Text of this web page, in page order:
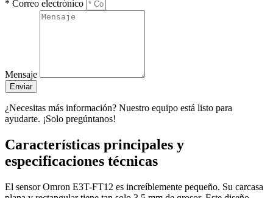
* Correo electrónico
Mensaje
Enviar
¿Necesitas más información? Nuestro equipo está listo para
ayudarte. ¡Solo pregúntanos!
Características principales y
especificaciones técnicas
El sensor Omron E3T-FT12 es increíblemente pequeño. Su carcasa